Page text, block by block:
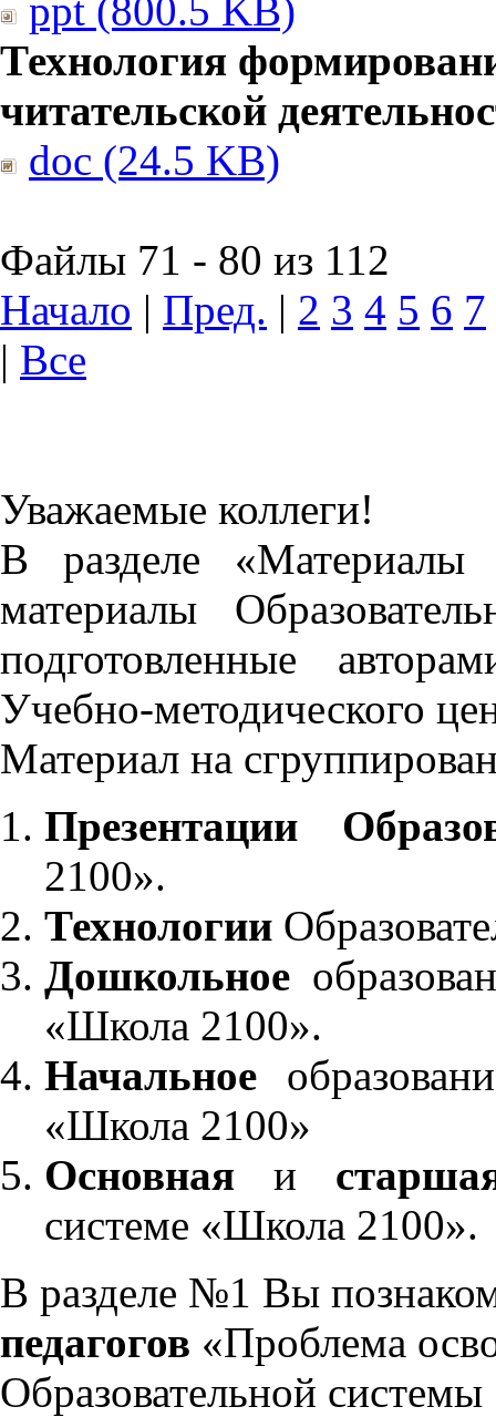
ppt (800.5 KB)
Технология
читательской
doc (24.5 KB)
Файлы 71 - 80 из 112
Начало | Пред. | 2 3 4 5 6 7
| Все
Уважаемые коллеги!
В разделе «Материалы
материалы
подготовленные
Учебно-методического
Материал на
Презентации
2100».
Технологии
Дошкольное
«Школа 2100».
Начальное
«Школа 2100»
Основнаяи
системе «Школа 2100».
В разделе №1 Вы
педагогов «Проблема
Образовательной